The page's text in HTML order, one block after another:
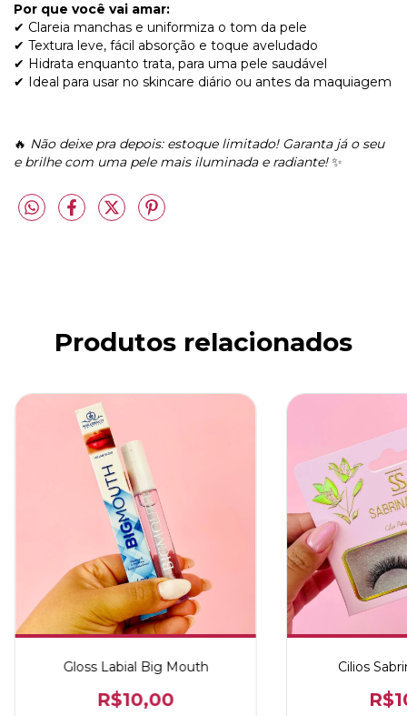
Por que você vai amar:
✔ Clareia manchas e uniformiza o tom da pele
✔ Textura leve, fácil absorção e toque aveludado
✔ Hidrata enquanto trata, para uma pele saudável
✔ Ideal para usar no skincare diário ou antes da maquiagem
🔥 Não deixe pra depois: estoque limitado! Garanta já o seu
e brilhe com uma pele mais iluminada e radiante!✨
Produtos relacionados
Gloss Labial Big Mouth
R$10,00
Cilios